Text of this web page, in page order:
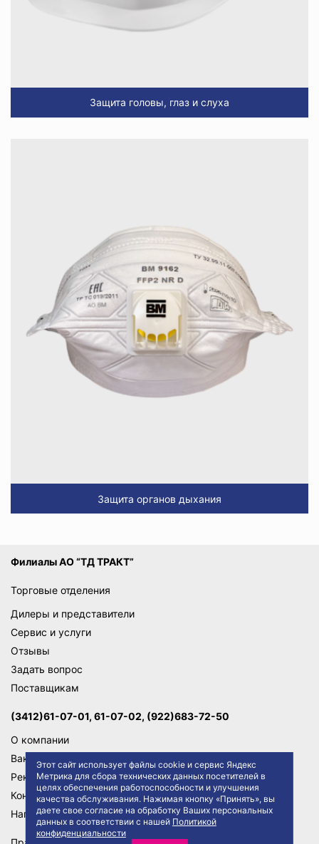
Этот сайт использует файлы cookie и сервис Яндекс
Метрика для сбора технических данных посетителей в
целях обеспечения работоспособности и улучшения
качества обслуживания. Нажимая кнопку «Принять», вы
даете свое согласие на обработку Ваших персональных
данных в соответствии с нашей Политикой
конфиденциальности
Защита головы, глаз и слуха
Защита органов дыхания
Филиалы АО “ТД ТРАКТ”
Торговые отделения
Дилеры и представители
Сервис и услуги
Отзывы
Задать вопрос
Поставщикам
(3412)61-07-01, 61-07-02, (922)683-72-50
О компании
Вакансии
Реквизиты
Контакты
Написать директору